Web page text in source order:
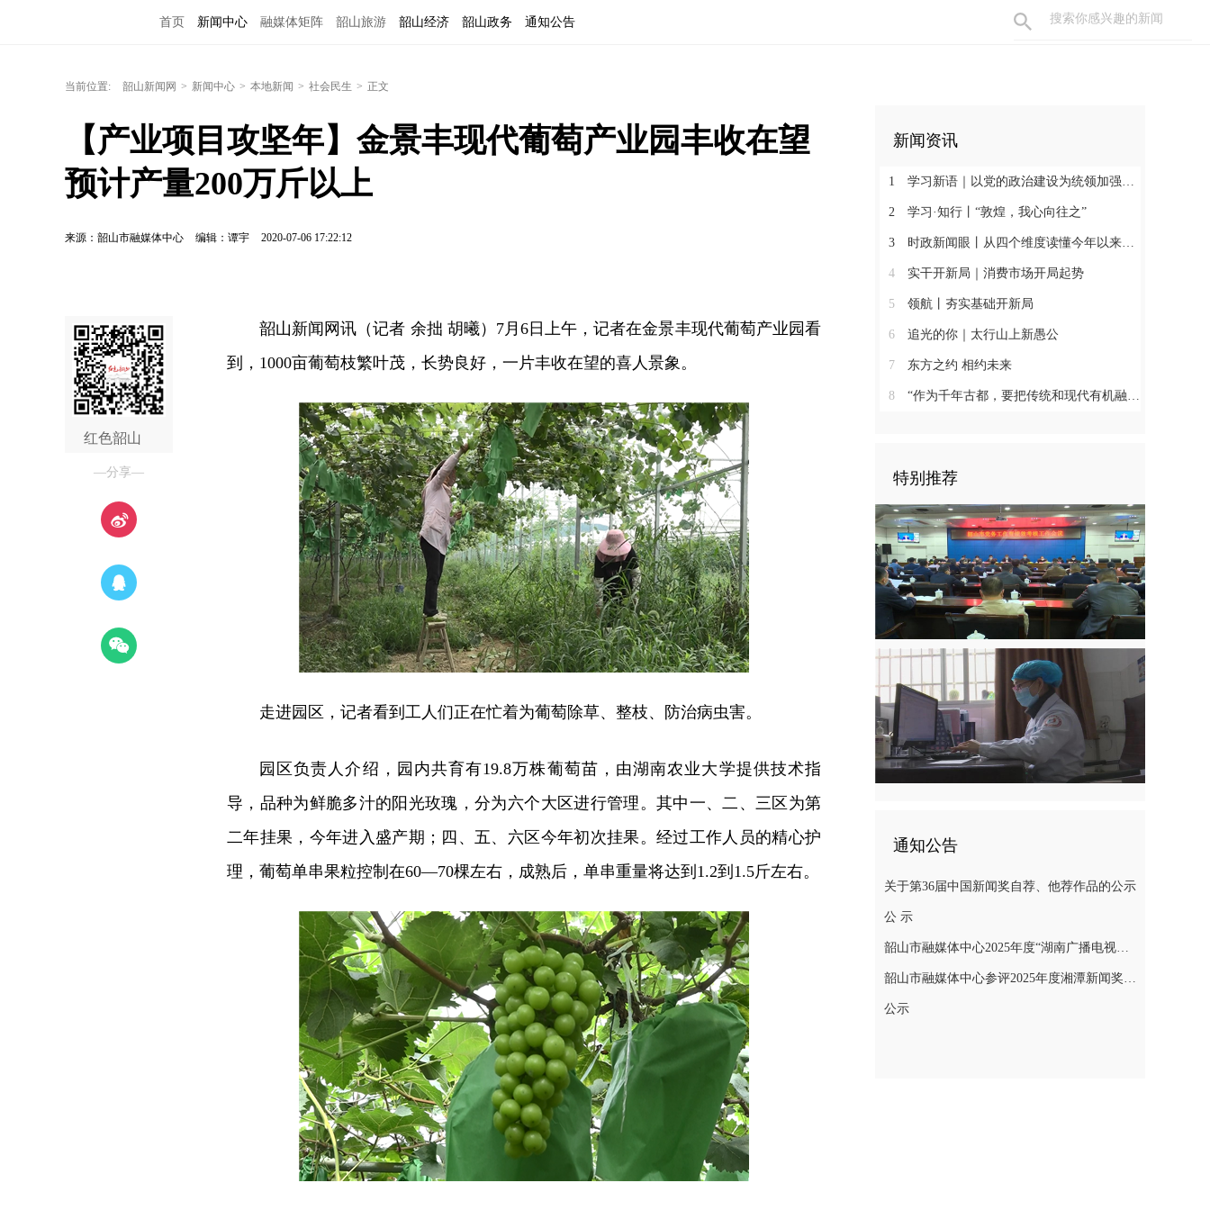
首页 新闻中心 融媒体矩阵 韶山旅游 韶山经济 韶山政务 通知公告
当前位置: 韶山新闻网 > 新闻中心 > 本地新闻 > 社会民生 > 正文
【产业项目攻坚年】金景丰现代葡萄产业园丰收在望
预计产量200万斤以上
来源：韶山市融媒体中心 编辑：谭宇 2020-07-06 17:22:12
红色韶山
—分享—
韶山新闻网讯（记者 余拙 胡曦）7月6日上午，记者在金景丰现代葡萄产业园看
到，1000亩葡萄枝繁叶茂，长势良好，一片丰收在望的喜人景象。
走进园区，记者看到工人们正在忙着为葡萄除草、整枝、防治病虫害。
园区负责人介绍，园内共育有19.8万株葡萄苗，由湖南农业大学提供技术指
导，品种为鲜脆多汁的阳光玫瑰，分为六个大区进行管理。其中一、二、三区为第
二年挂果，今年进入盛产期；四、五、六区今年初次挂果。经过工作人员的精心护
理，葡萄单串果粒控制在60—70棵左右，成熟后，单串重量将达到1.2到1.5斤左右。
新闻资讯
1 学习新语｜以党的政治建设为统领加强党的各方面建设
2 学习·知行丨“敦煌，我心向往之”
3 时政新闻眼丨从四个维度读懂今年以来中国元首外交
4 实干开新局｜消费市场开局起势
5 领航丨夯实基础开新局
6 追光的你｜太行山上新愚公
7 东方之约 相约未来
8 “作为千年古都，要把传统和现代有机融合在一起”
特别推荐
通知公告
关于第36届中国新闻奖自荐、他荐作品的公示
公 示
韶山市融媒体中心2025年度“湖南广播电视奖”县融专项奖参评作品公示
韶山市融媒体中心参评2025年度湘潭新闻奖评选作品公示
公示